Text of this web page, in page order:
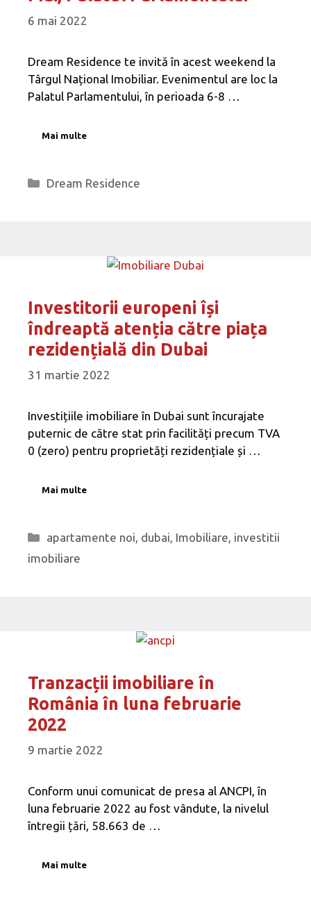
6 mai 2022
Dream Residence te invită în acest weekend la
Târgul Național Imobiliar. Evenimentul are loc la
Palatul Parlamentului, în perioada 6-8 …
Mai multe
Categorii
Dream Residence
Investitorii europeni își
îndreaptă atenția către piața
rezidențială din Dubai
31 martie 2022
Investițiile imobiliare în Dubai sunt încurajate
puternic de către stat prin facilități precum TVA
0 (zero) pentru proprietăți rezidențiale și …
Mai multe
Categorii
apartamente noi, dubai, Imobiliare, investitii
imobiliare
Tranzacții imobiliare în
România în luna februarie
2022
9 martie 2022
Conform unui comunicat de presa al ANCPI, în
luna februarie 2022 au fost vândute, la nivelul
întregii țări, 58.663 de …
Mai multe